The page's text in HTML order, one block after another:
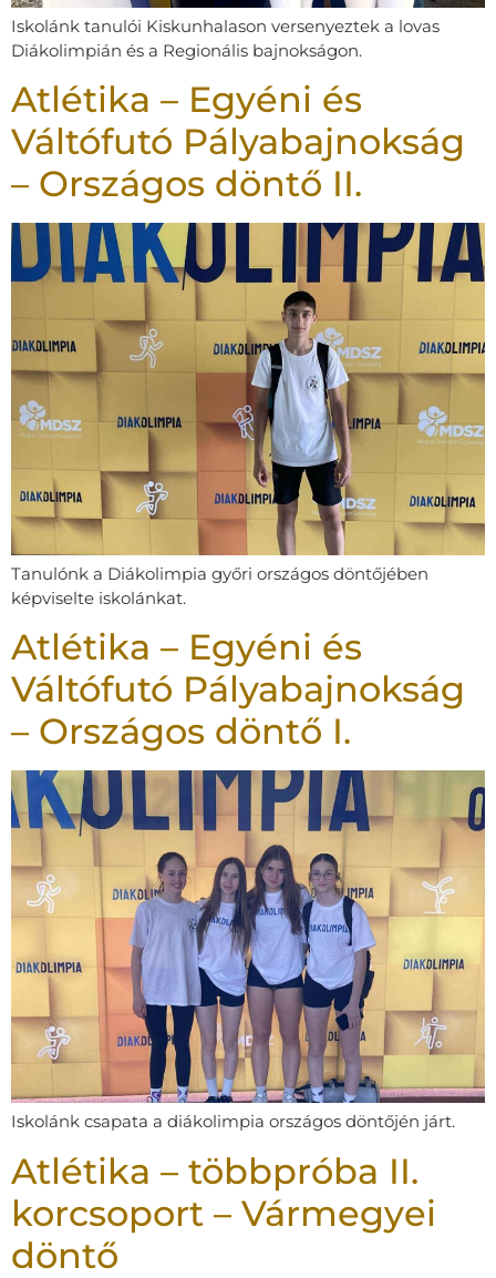
Iskolánk tanulói Kiskunhalason versenyeztek a lovas
Diákolimpián és a Regionális bajnokságon.
Atlétika – Egyéni és
Váltófutó Pályabajnokság
– Országos döntő II.
Tanulónk a Diákolimpia győri országos döntőjében
képviselte iskolánkat.
Atlétika – Egyéni és
Váltófutó Pályabajnokság
– Országos döntő I.
Iskolánk csapata a diákolimpia országos döntőjén járt.
Atlétika – többpróba II.
korcsoport – Vármegyei
döntő